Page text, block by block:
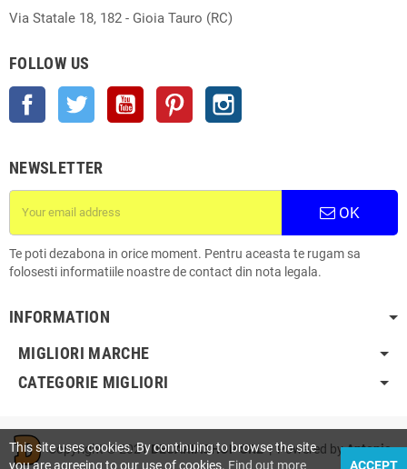
Via Statale 18, 182 - Gioia Tauro (RC)
FOLLOW US
Facebook Twitter YouTube Pinterest
NEWSLETTER
OK
Te poti dezabona in orice moment. Pentru aceasta te rugam sa
folosesti informatiile noastre de contact din nota legala.
INFORMATION
MIGLIORI MARCHE
CATEGORIE MIGLIORI
Copyright © 2021DECARIASHOP SRL| Powered byAntonio
This site uses cookies. By continuing to browse the site
you are agreeing to our use of cookies. Find out more ACCEPT